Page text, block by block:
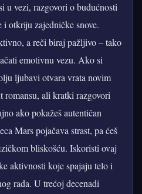
u vezi, razgovori o budućnosti
i otkriju zajedničke snove.
a reči biraj pažljivo – tako
emotivnu vezu. Ako si
ljubavi otvara vrata novim
romansu, ali kratki razgovori
ako pokažeš autentičan
Mars pojačava strast, pa ćeš
bliskošću. Iskoristi ovaj
aktivnosti koje spajaju telo i
rada. U trećoj decenadi